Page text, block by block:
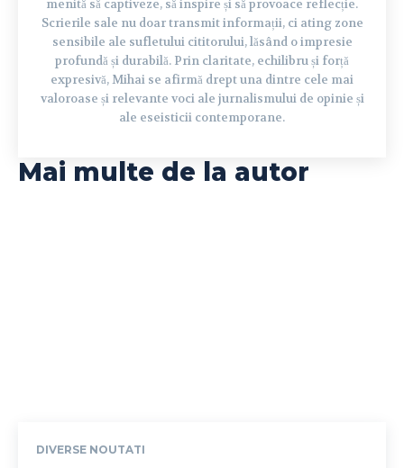
menită să captiveze, să inspire și să provoace reflecție.
Scrierile sale nu doar transmit informații, ci ating zone
sensibile ale sufletului cititorului, lăsând o impresie
profundă și durabilă. Prin claritate, echilibru și forță
expresivă, Mihai se afirmă drept una dintre cele mai
valoroase și relevante voci ale jurnalismului de opinie și
ale eseisticii contemporane.
Mai multe de la autor
DIVERSE NOUTATI